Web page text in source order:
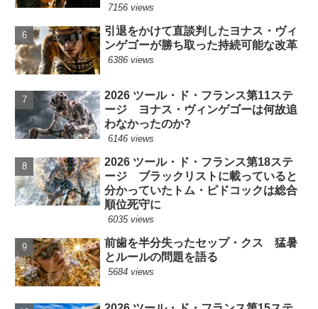
7156 views
引退をかけて直談判したヨナス・ヴィ
ンゲゴーが勝ち取った持続可能な改革
6386 views
2026 ツール・ド・フランス第11ステ
ージ ヨナス・ヴィンゲゴーは何故追
わなかったのか?
6146 views
2026 ツール・ド・フランス第18ステ
ージ ブラックリストに載っていると
分かっていたトム・ピドコックは総合
順位死守に
6035 views
前歯を半分失ったセップ・クス 猛暑
とルールの問題を語る
5684 views